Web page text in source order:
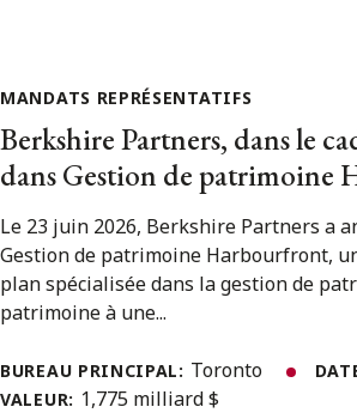
MANDATS REPRÉSENTATIFS
Berkshire Partners, dans le
dans Gestion de patrimoine
Le 23 juin 2026, Berkshire Partners a
Gestion de patrimoine Harbourfront,
plan spécialisée dans la gestion de
patrimoine à une...
BUREAU PRINCIPAL: Toronto
VALEUR: 1,775 milliard $